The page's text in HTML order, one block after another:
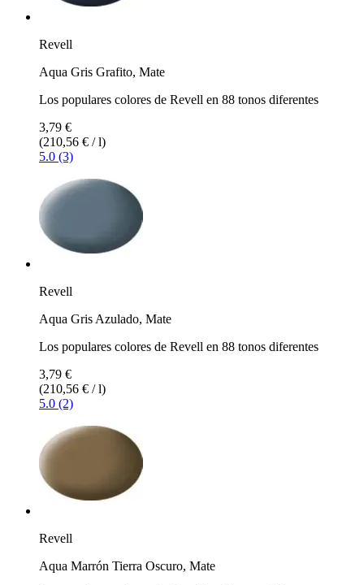
Revell
Aqua Gris Grafito, Mate
Los populares colores de Revell en 88 tonos diferentes
3,79 €
(210,56 € / l)
5.0 (3)
Revell
Aqua Gris Azulado, Mate
Los populares colores de Revell en 88 tonos diferentes
3,79 €
(210,56 € / l)
5.0 (2)
Revell
Aqua Marrón Tierra Oscuro, Mate